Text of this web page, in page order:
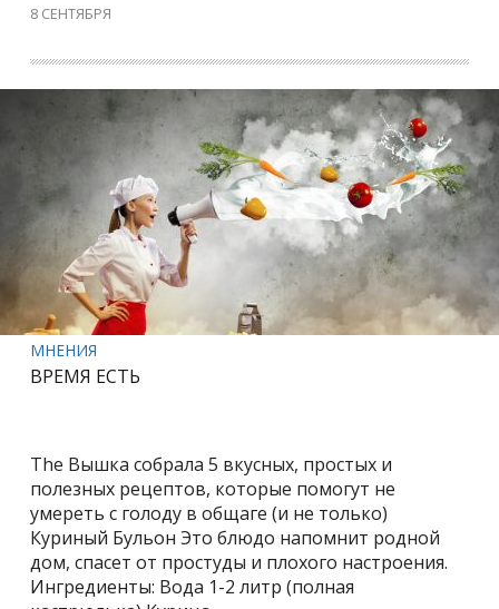
8 СЕНТЯБРЯ
МНЕНИЯ
ВРЕМЯ ЕСТЬ
The Вышка собрала 5 вкусных, простых и
полезных рецептов, которые помогут не
умереть с голоду в общаге (и не только)
Куриный Бульон Это блюдо напомнит родной
дом, спасет от простуды и плохого настроения.
Ингредиенты: Вода 1-2 литр (полная